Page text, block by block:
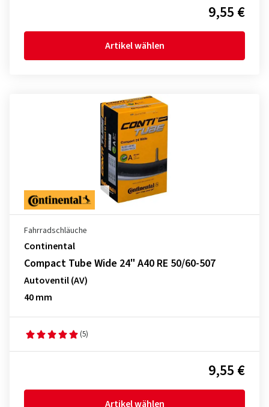
9,55 €
Artikel wählen
Fahrradschläuche
Continental
Compact Tube Wide 24" A40 RE 50/60-507
Autoventil (AV)
40 mm
(5)
9,55 €
Artikel wählen